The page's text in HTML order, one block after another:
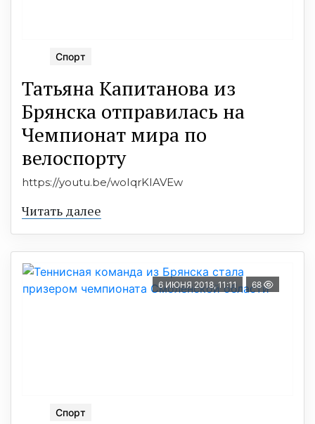
Спорт
Татьяна Капитанова из
Брянска отправилась на
Чемпионат мира по
велоспорту
https://youtu.be/woIqrKIAVEw
Читать далее
6 ИЮНЯ 2018, 11:11 68
Спорт